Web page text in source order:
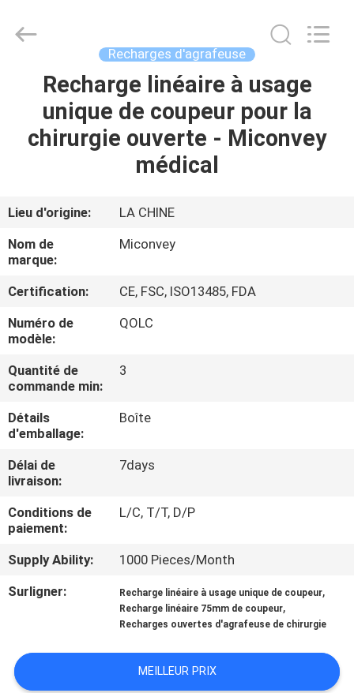
MAISON
PRODUITS
SUJET
DE
NOUS
VISITE
D'USINE
CONTRÔLE
DE
QUALITÉ
NOUS
DEMANDEZ
UNE
PLAN
LTD.
Recharges d'agrafeuse
Recharge linéaire à usage
unique de coupeur pour la
chirurgie ouverte - Miconvey
médical
Lieu d'origine:
LA CHINE
Nom de
marque:
Miconvey
Certification:
CE, FSC, ISO13485, FDA
Numéro de
modèle:
QOLC
Quantité de
commande min:
3
Détails
d'emballage:
Boîte
Délai de
livraison:
7days
Conditions de
paiement:
L/C, T/T, D/P
Supply Ability:
1000 Pieces/Month
Surligner:
Recharge linéaire à usage unique de coupeur,
Recharge linéaire 75mm de coupeur,
Recharges ouvertes d'agrafeuse de chirurgie
MEILLEUR PRIX